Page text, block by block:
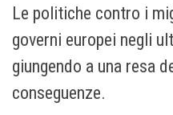
Le politiche contro i
governi europei negli
giungendo a una resa
conseguenze.